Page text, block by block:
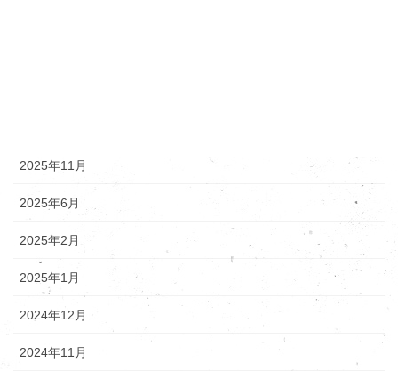
2025年11月
2025年6月
2025年2月
2025年1月
2024年12月
2024年11月